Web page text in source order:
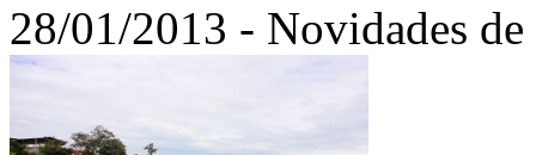
28/01/2013 - Novidades